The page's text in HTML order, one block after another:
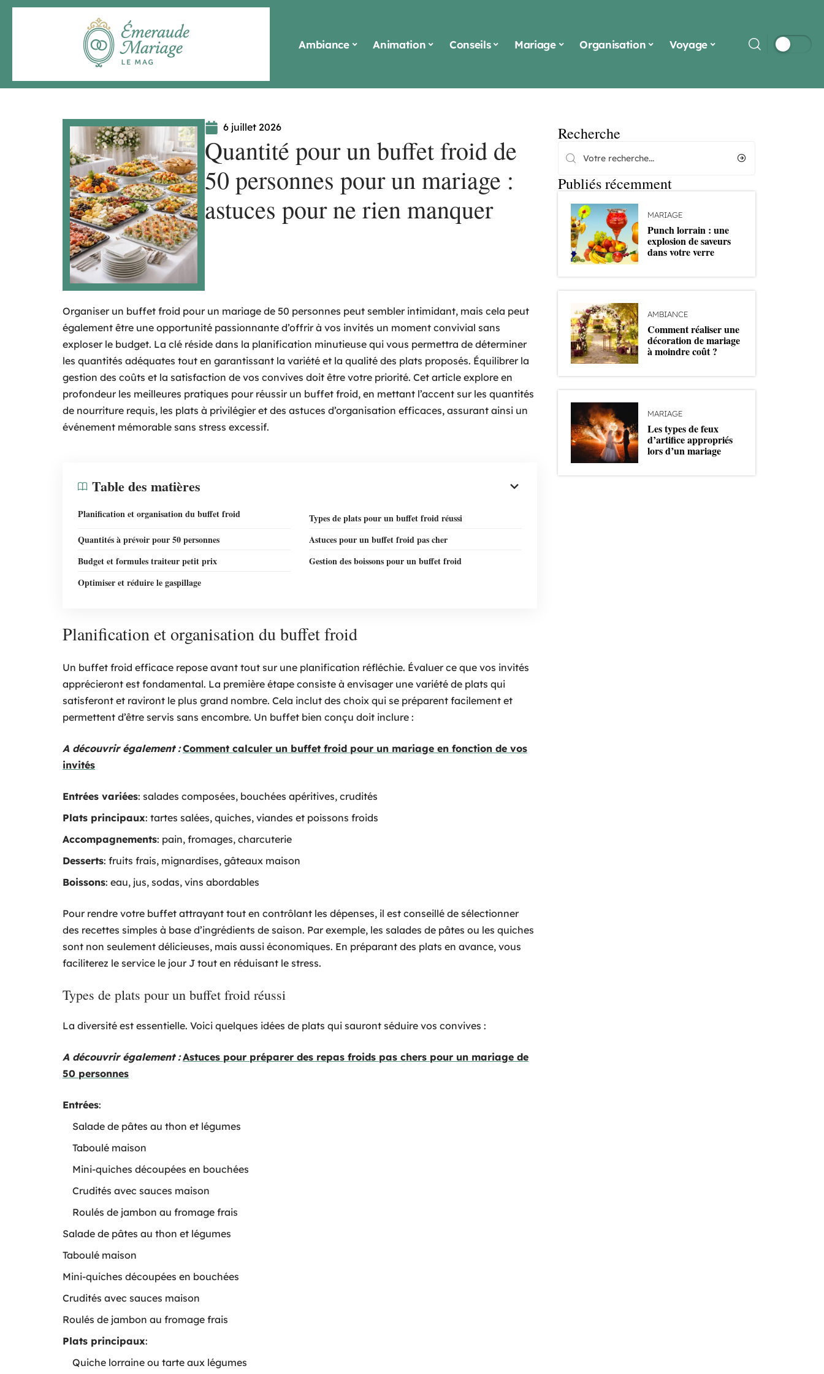
Ambiance Animation Conseils Mariage Organisation Voyage
6 juillet 2026
Quantité pour un buffet froid de
50 personnes pour un mariage :
astuces pour ne rien manquer
Organiser un buffet froid pour un mariage de 50 personnes peut sembler intimidant, mais cela peut
également être une opportunité passionnante d’offrir à vos invités un moment convivial sans
exploser le budget. La clé réside dans la planification minutieuse qui vous permettra de déterminer
les quantités adéquates tout en garantissant la variété et la qualité des plats proposés. Équilibrer la
gestion des coûts et la satisfaction de vos convives doit être votre priorité. Cet article explore en
profondeur les meilleures pratiques pour réussir un buffet froid, en mettant l’accent sur les quantités
de nourriture requis, les plats à privilégier et des astuces d’organisation efficaces, assurant ainsi un
événement mémorable sans stress excessif.
Table des matières
Planification et organisation du buffet froid
Types de plats pour un buffet froid réussi
Quantités à prévoir pour 50 personnes
Astuces pour un buffet froid pas cher
Budget et formules traiteur petit prix
Gestion des boissons pour un buffet froid
Optimiser et réduire le gaspillage
Planification et organisation du buffet froid
Un buffet froid efficace repose avant tout sur une planification réfléchie. Évaluer ce que vos invités
apprécieront est fondamental. La première étape consiste à envisager une variété de plats qui
satisferont et raviront le plus grand nombre. Cela inclut des choix qui se préparent facilement et
permettent d’être servis sans encombre. Un buffet bien conçu doit inclure :
A découvrir également : Comment calculer un buffet froid pour un mariage en fonction de vos
invités
Entrées variées: salades composées, bouchées apéritives, crudités
Plats principaux: tartes salées, quiches, viandes et poissons froids
Accompagnements: pain, fromages, charcuterie
Desserts: fruits frais, mignardises, gâteaux maison
Boissons: eau, jus, sodas, vins abordables
Pour rendre votre buffet attrayant tout en contrôlant les dépenses, il est conseillé de sélectionner
des recettes simples à base d’ingrédients de saison. Par exemple, les salades de pâtes ou les quiches
sont non seulement délicieuses, mais aussi économiques. En préparant des plats en avance, vous
faciliterez le service le jour J tout en réduisant le stress.
Types de plats pour un buffet froid réussi
La diversité est essentielle. Voici quelques idées de plats qui sauront séduire vos convives :
A découvrir également : Astuces pour préparer des repas froids pas chers pour un mariage de
50 personnes
Entrées:
Salade de pâtes au thon et légumes
Taboulé maison
Mini-quiches découpées en bouchées
Crudités avec sauces maison
Roulés de jambon au fromage frais
Salade de pâtes au thon et légumes
Taboulé maison
Mini-quiches découpées en bouchées
Crudités avec sauces maison
Roulés de jambon au fromage frais
Plats principaux:
Quiche lorraine ou tarte aux légumes
Recherche
Publiés récemment
MARIAGE
Punch lorrain : une
explosion de saveurs
dans votre verre
AMBIANCE
Comment réaliser une
décoration de mariage
à moindre coût ?
MARIAGE
Les types de feux
d’artifice appropriés
lors d’un mariage